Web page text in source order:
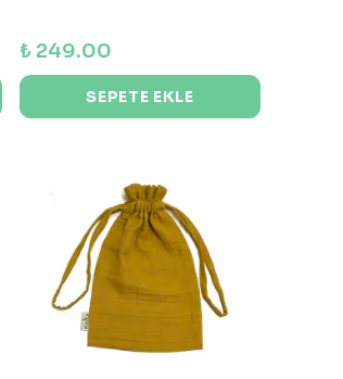
₺ 249.00
SEPETE EKLE